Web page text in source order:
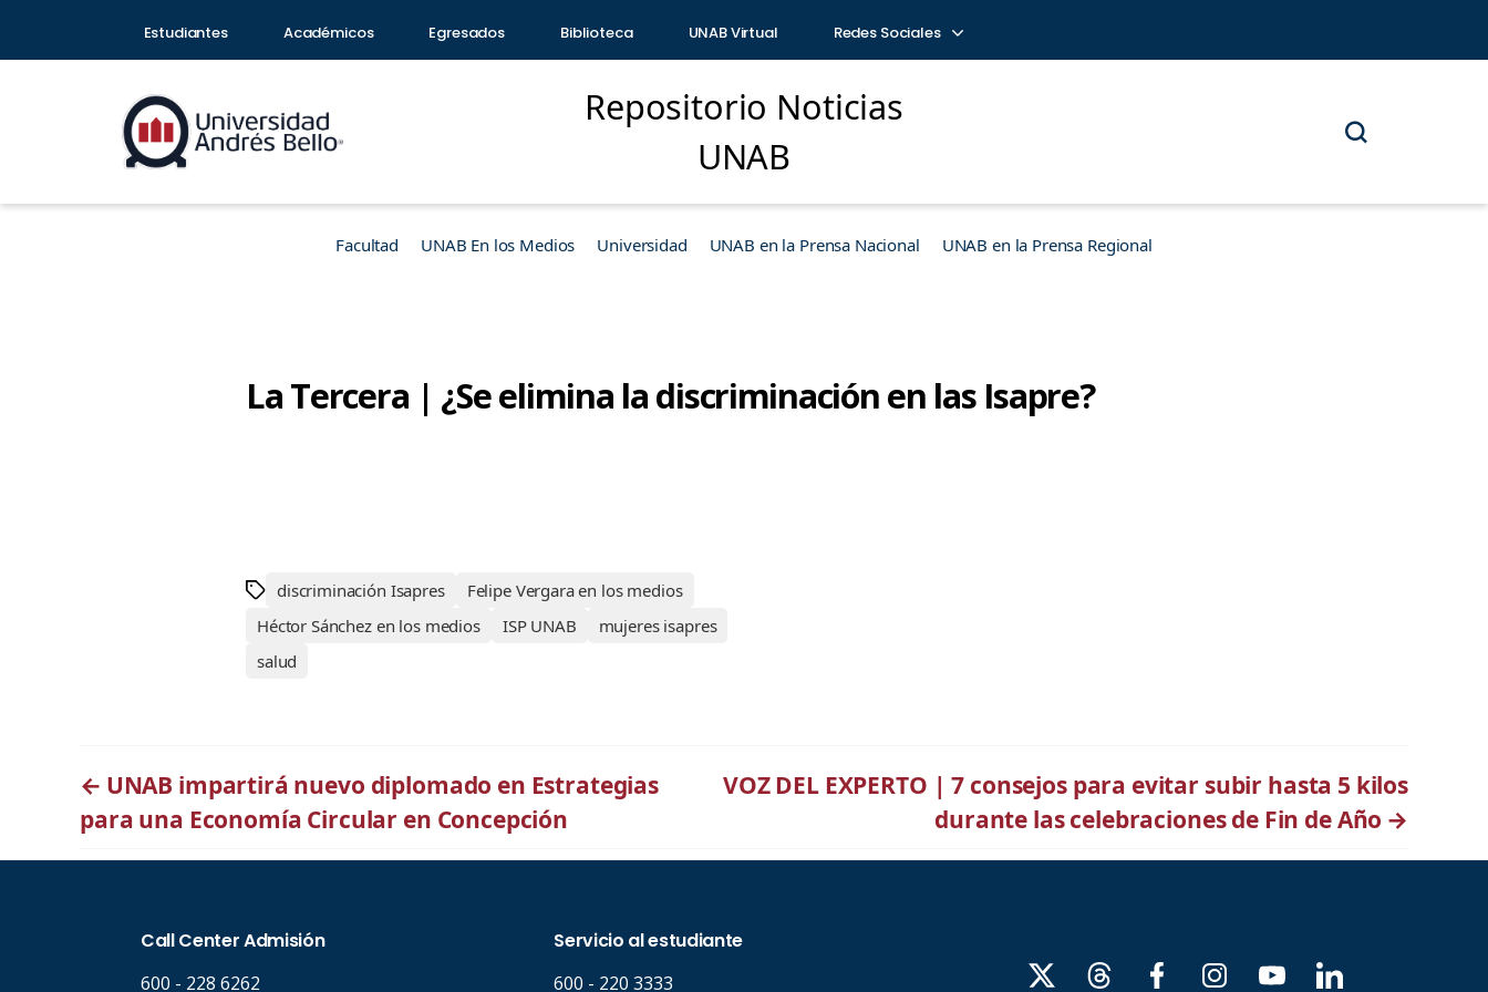
Estudiantes Académicos Egresados Biblioteca UNAB Virtual Redes Sociales
Repositorio Noticias
UNAB
Facultad UNAB En los Medios Universidad UNAB en la Prensa Nacional UNAB en la Prensa Regional
La Tercera | ¿Se elimina la discriminación en las Isapre?
discriminación Isapres
Felipe Vergara en los medios
Héctor Sánchez en los medios
ISP UNAB
mujeres isapres
salud
← UNAB impartirá nuevo diplomado en Estrategias
para una Economía Circular en Concepción
VOZ DEL EXPERTO | 7 consejos para evitar subir hasta 5 kilos
durante las celebraciones de Fin de Año →